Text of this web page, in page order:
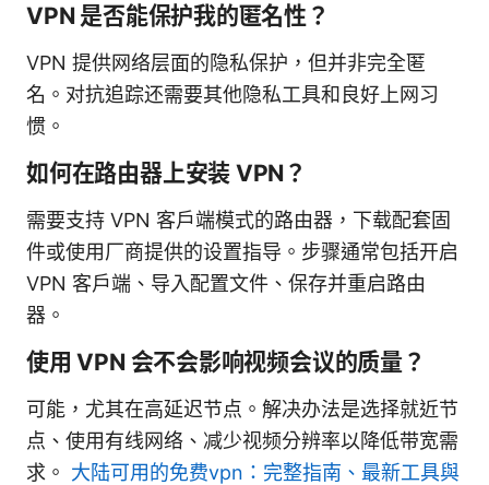
VPN 是否能保护我的匿名性？
VPN 提供网络层面的隐私保护，但并非完全匿
名。对抗追踪还需要其他隐私工具和良好上网习
惯。
如何在路由器上安装 VPN？
需要支持 VPN 客户端模式的路由器，下载配套固
件或使用厂商提供的设置指导。步骤通常包括开启
VPN 客户端、导入配置文件、保存并重启路由
器。
使用 VPN 会不会影响视频会议的质量？
可能，尤其在高延迟节点。解决办法是选择就近节
点、使用有线网络、减少视频分辨率以降低带宽需
求。 大陆可用的免费vpn：完整指南、最新工具與